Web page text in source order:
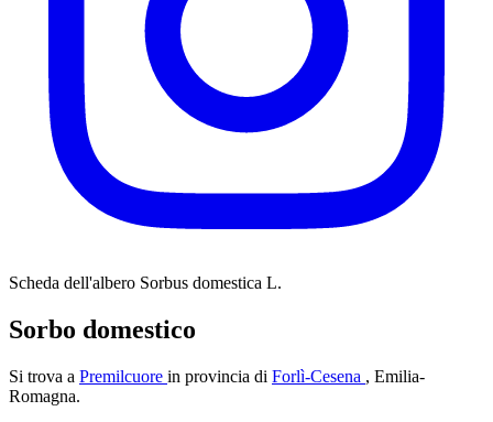
Scheda dell'albero Sorbus domestica L.
Sorbo domestico
Si trova a Premilcuore in provincia di Forlì-Cesena , Emilia-
Romagna.